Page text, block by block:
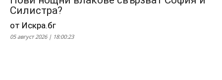
Силистра?
от Искра.бг
05 август 2026 | 18:00:23